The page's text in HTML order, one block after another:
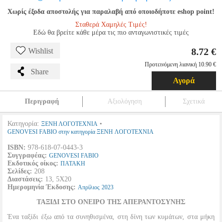
Χωρίς έξοδα αποστολής για παραλαβή από οποιοδήποτε eshop point!
Σταθερά Χαμηλές Τιμές!
Εδώ θα βρείτε κάθε μέρα τις πιο ανταγωνιστικές τιμές
Wishlist
Share
8.72 €
Προτεινόμενη λιανική 10.90 €
Αγορά
Περιγραφή Αξιολόγηση Σχετικά
Κατηγορία: ΞΕΝΗ ΛΟΓΟΤΕΧΝΙΑ •
GENOVESI FABIO στην κατηγορία ΞΕΝΗ ΛΟΓΟΤΕΧΝΙΑ
ISBN: 978-618-07-0443-3
Συγγραφέας: GENOVESI FABIO
Εκδοτικός οίκος: ΠΑΤΑΚΗ
Σελίδες: 208
Διαστάσεις: 13, 5Χ20
Ημερομηνία Έκδοσης: Απρίλιος 2023
ΤΑΞΙΔΙ ΣΤΟ ΟΝΕΙΡΟ ΤΗΣ ΑΠΕΡΑΝΤΟΣΥΝΗΣ
Ένα ταξίδι έξω από τα συνηθισμένα, στη δίνη των κυμάτων, στα μήκη